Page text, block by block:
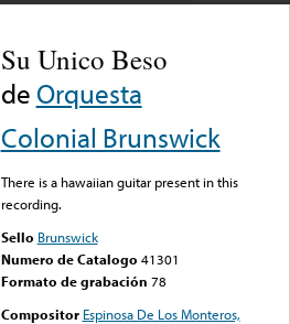
Su Unico Beso
de Orquesta
Colonial Brunswick
There is a hawaiian guitar present in this
recording.
Sello Brunswick
Numero de Catalogo 41301
Formato de grabación 78
Compositor Espinosa De Los Monteros,